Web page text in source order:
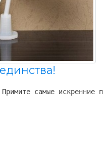
самые искренние